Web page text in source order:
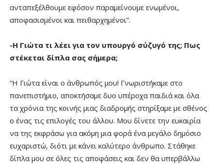
ανταπεξέλθουμε εφόσον παραμείνουμε ενωμένοι,
αποφασισμένοι και πειθαρχημένοι”.
-Η Γιώτα τι λέει για τον υπουργό σύζυγό της; Πως
στέκεται δίπλα σας σήμερα;
“Η Γιώτα είναι ο άνθρωπός μου! Γνωριστήκαμε στο
πανεπιστήμιο, αποκτήσαμε δυο υπέροχα παιδιά και όλα
τα χρόνια της κοινής μιας διαδρομής στηρίξαμε με σθένος
ο ένας τις επιλογές του άλλου. Μου δίνετε την ευκαιρία
να της εκφράσω για ακόμη μια φορά ένα μεγάλο δημόσιο
ευχαριστώ, διότι με κάνει καλύτερο άνθρωπο. Στάθηκε
δίπλα μου σε όλες τις αποφάσεις και δεν θα υπερβάλλω